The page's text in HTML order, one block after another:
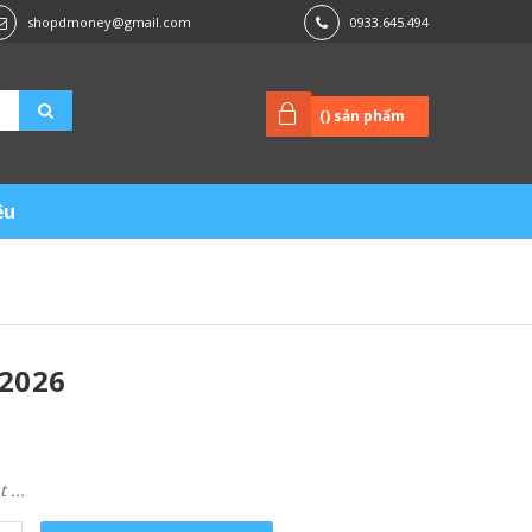
shopdmoney@gmail.com 0933.645.494
() sản phẩm
...